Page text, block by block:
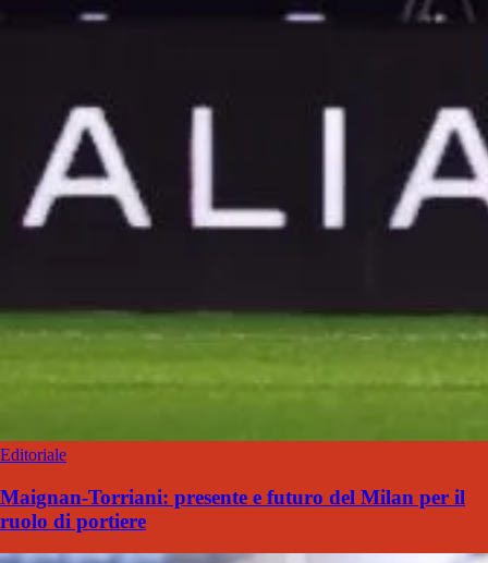
Editoriale
Maignan-Torriani: presente e futuro del Milan per il
ruolo di portiere